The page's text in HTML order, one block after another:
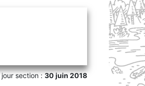
jour section :30 juin 2018